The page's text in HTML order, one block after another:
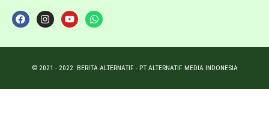
© 2021 - 2022 BERITA ALTERNATIF - PT ALTERNATIF MEDIA INDONESIA